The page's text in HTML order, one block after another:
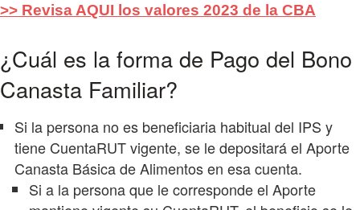
>> Revisa AQUI los valores 2023 de la CBA
¿Cuál es la forma de Pago del Bono
Canasta Familiar?
Si la persona no es beneficiaria habitual del IPS y
tiene CuentaRUT vigente, se le depositará el Aporte
Canasta Básica de Alimentos en esa cuenta.
Si a la persona que le corresponde el Aporte